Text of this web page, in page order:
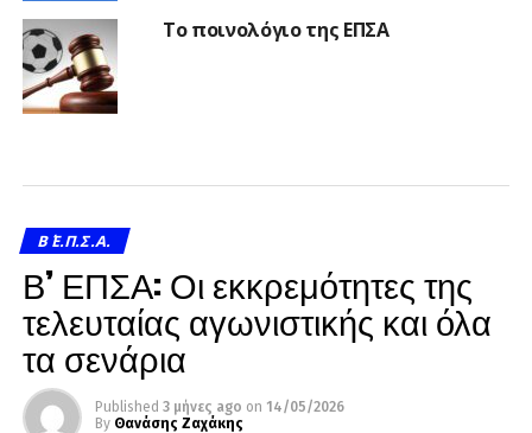
Το ποινολόγιο της ΕΠΣΑ
Β΄ Ε.Π.Σ.Α.
Β’ ΕΠΣΑ: Οι εκκρεμότητες της
τελευταίας αγωνιστικής και όλα
τα σενάρια
Published 3 μήνες ago on 14/05/2026
By Θανάσης Ζαχάκης